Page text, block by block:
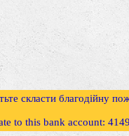
скласти благодійну
to this bank account: